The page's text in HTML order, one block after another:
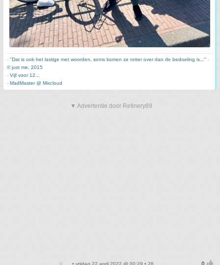
- "Dat is ook het lastige met woorden, soms komen ze rotter over dan de bedoeling is..." -
© just me, 2015
- Vijf voor 12...
- MadMaster @ Mixcloud
▼ Advertentie door Refinery89
• vrijdag 22 april 2022 @ 00:29 • 28